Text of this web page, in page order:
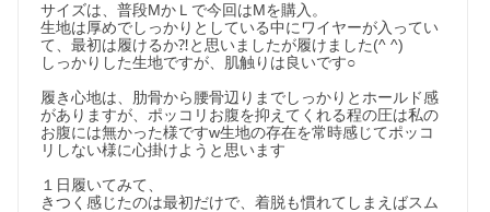
サイズは、普段MかＬで今回はMを購入。
生地は厚めでしっかりとしている中にワイヤーが入ってい
て、最初は履けるか⁈と思いましたが履けました(^ ^)
しっかりした生地ですが、肌触りは良いです○
履き心地は、肋骨から腰骨辺りまでしっかりとホールド感
がありますが、ポッコリお腹を抑えてくれる程の圧は私の
お腹には無かった様ですw生地の存在を常時感じてポッコ
リしない様に心掛けようと思います
１日履いてみて、
きつく感じたのは最初だけで、着脱も慣れてしまえばスム